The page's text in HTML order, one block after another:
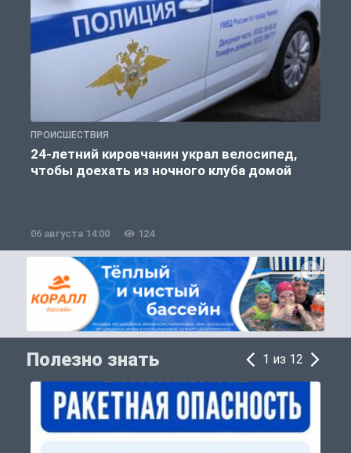
ПРОИСШЕСТВИЯ
24-летний кировчанин украл велосипед,
чтобы доехать из ночного клуба домой
06 августа 14:00 124
Полезно знать 1 из 12